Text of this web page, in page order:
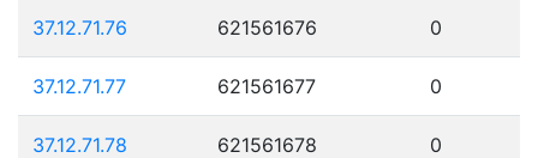
37.12.71.76 621561676 0
37.12.71.77 621561677 0
37.12.71.78 621561678 0